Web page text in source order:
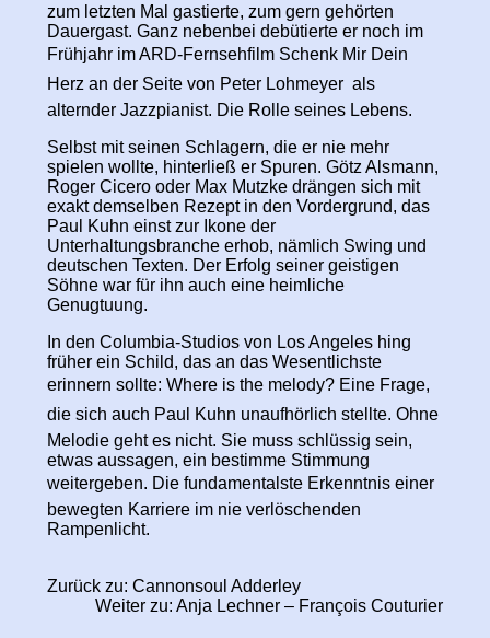
zum letzten Mal gastierte, zum gern gehörten
Dauergast. Ganz nebenbei debütierte er noch im
Frühjahr im ARD-Fernsehfilm Schenk Mir Dein
Herz an der Seite von Peter Lohmeyer  als
alternder Jazzpianist. Die Rolle seines Lebens.
Selbst mit seinen Schlagern, die er nie mehr
spielen wollte, hinterließ er Spuren. Götz Alsmann,
Roger Cicero oder Max Mutzke drängen sich mit
exakt demselben Rezept in den Vordergrund, das
Paul Kuhn einst zur Ikone der
Unterhaltungsbranche erhob, nämlich Swing und
deutschen Texten. Der Erfolg seiner geistigen
Söhne war für ihn auch eine heimliche
Genugtuung.
In den Columbia-Studios von Los Angeles hing
früher ein Schild, das an das Wesentlichste
erinnern sollte: Where is the melody? Eine Frage,
die sich auch Paul Kuhn unaufhörlich stellte. Ohne
Melodie geht es nicht. Sie muss schlüssig sein,
etwas aussagen, ein bestimme Stimmung
weitergeben. Die fundamentalste Erkenntnis einer
bewegten Karriere im nie verlöschenden
Rampenlicht.
Zurück zu: Cannonsoul Adderley
Weiter zu: Anja Lechner – François Couturier